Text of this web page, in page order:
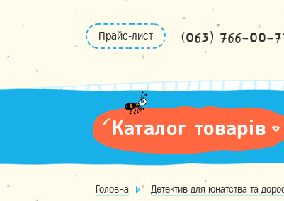
Прайс-лист (063) 766-00-
Каталог товарів
Головна Детектив для юнатства та